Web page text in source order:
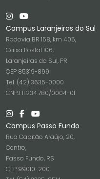
Campus Laranjeiras do Sul
Rodovia BR 158, km 405,
Caixa Postal 106,
Laranjeiras do Sul, PR
CEP 85319-899
Tel. (42) 3635-0000
CNPJ 11.234.780/0004-01
Campus Passo Fundo
Rua Capitão Araújo, 20,
Centro,
Passo Fundo, RS
CEP 99010-200